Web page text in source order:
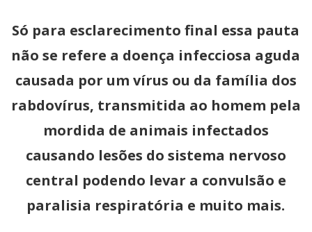
Só para esclarecimento final essa pauta
não se refere a doença infecciosa aguda
causada por um vírus ou da família dos
rabdovírus, transmitida ao homem pela
mordida de animais infectados
causando lesões do sistema nervoso
central podendo levar a convulsão e
paralisia respiratória e muito mais.